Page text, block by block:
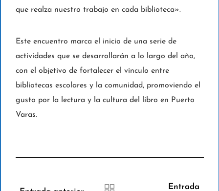
que realza nuestro trabajo en cada biblioteca».
Este encuentro marca el inicio de una serie de
actividades que se desarrollarán a lo largo del año,
con el objetivo de fortalecer el vínculo entre
bibliotecas escolares y la comunidad, promoviendo el
gusto por la lectura y la cultura del libro en Puerto
Varas.
Entrada